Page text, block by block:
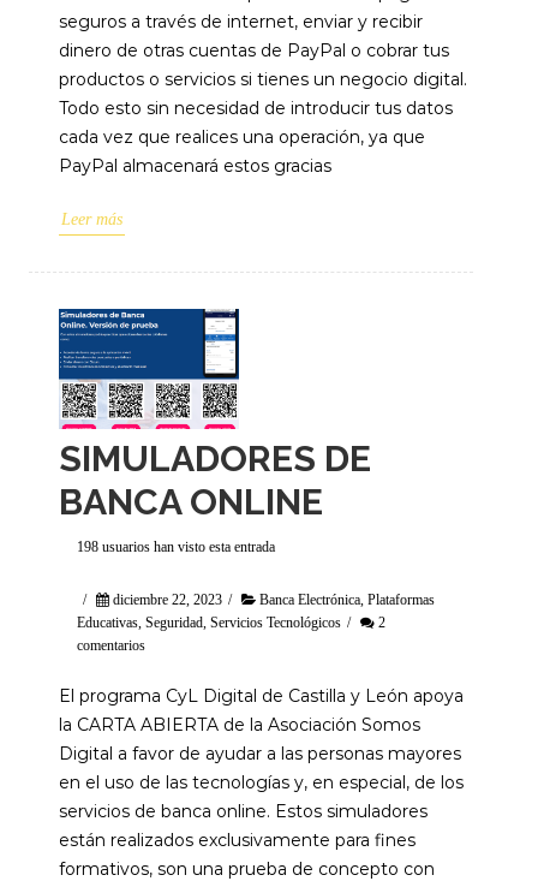
seguros a través de internet, enviar y recibir
dinero de otras cuentas de PayPal o cobrar tus
productos o servicios si tienes un negocio digital.
Todo esto sin necesidad de introducir tus datos
cada vez que realices una operación, ya que
PayPal almacenará estos gracias
Leer más
SIMULADORES DE
BANCA ONLINE
198 usuarios han visto esta entrada
/ diciembre 22, 2023 / Banca Electrónica Plataformas
Educativas Seguridad Servicios Tecnológicos /
2
comentarios
El programa CyL Digital de Castilla y León apoya
la CARTA ABIERTA de la Asociación Somos
Digital a favor de ayudar a las personas mayores
en el uso de las tecnologías y, en especial, de los
servicios de banca online. Estos simuladores
están realizados exclusivamente para fines
formativos, son una prueba de concepto con